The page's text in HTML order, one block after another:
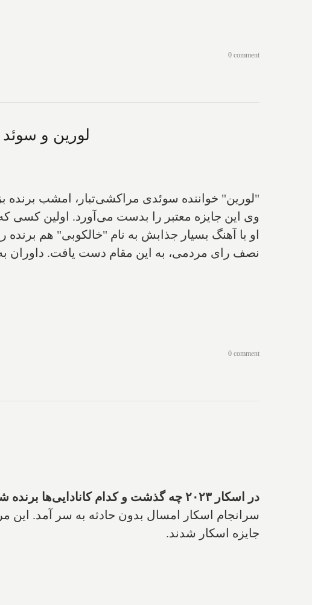
0 comment
لورین و
وی این جایزه معتبر را بدست می‌آورد. اولین کسی که دوبار
او با آهنگ بسیار جذابش به نام "خالکوبی" هم
نصف رای مردمی، به این مقام دست یافت. داوران به
0 comment
در اسکار ۲۰۲۳ چه گذشت و کدام کانادایی‌ها برنده شدند؟
سرانجام اسکار امسال بدون حادثه به سر آمد. این
جایزه اسکار شدند.